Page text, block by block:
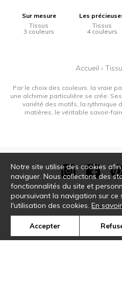
3 couleurs
Les
4 couleurs
une alchimie particulière se crée.
matières, le véritable savoir-
Notre site utilise des cookies
naviguer. Nous collectons des
fonctionnalités du site et
poursuivant la navigation sur ce
l'utilisation des cookies.En
Accepter